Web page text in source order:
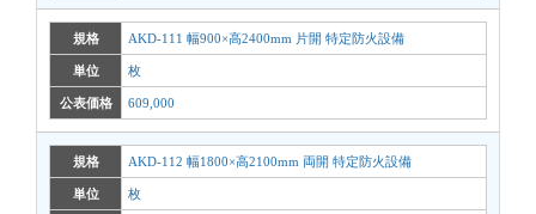
規格 AKD-111 幅900×高2400mm 片開 特定防火設備
単位 枚
公表価格 609,000
規格 AKD-112 幅1800×高2100mm 両開 特定防火設備
単位 枚